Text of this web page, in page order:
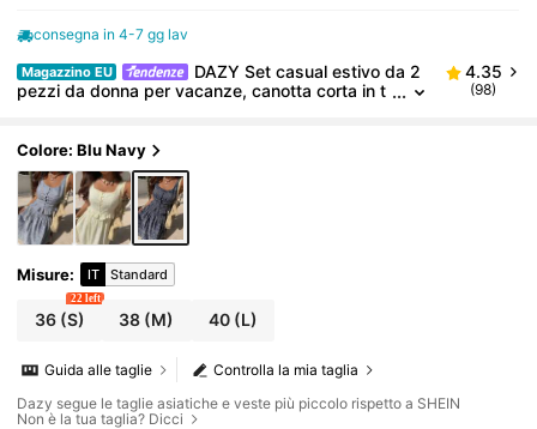
consegna in 4-7 gg lav
Magazzino EU
DAZY Set casual estivo da 2
pezzi da donna per vacanze, canotta corta in t
4.35
(98)
Colore: Blu Navy
Misure: IT Standard
36(S)
22 left
38 (M) 40(L)
Controlla la mia taglia
Guida alle taglie
Dazy segue le taglie asiatiche e veste più piccolo rispetto a SHEIN
Non è la tua taglia? Dicci